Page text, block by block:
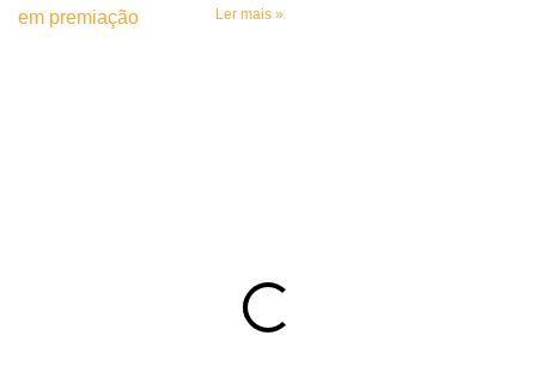
Ler mais »